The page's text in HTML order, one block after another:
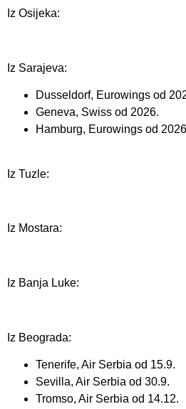
Iz Osijeka:
Iz Sarajeva:
Dusseldorf, Eurowings od
Geneva, Swiss od 2026.
Hamburg, Eurowings od
Iz Tuzle:
Iz Mostara:
Iz Banja Luke:
Iz Beograda:
Tenerife, Air Serbia od 15.9.
Sevilla, Air Serbia od 30.9.
Tromso, Air Serbia od 14.12.